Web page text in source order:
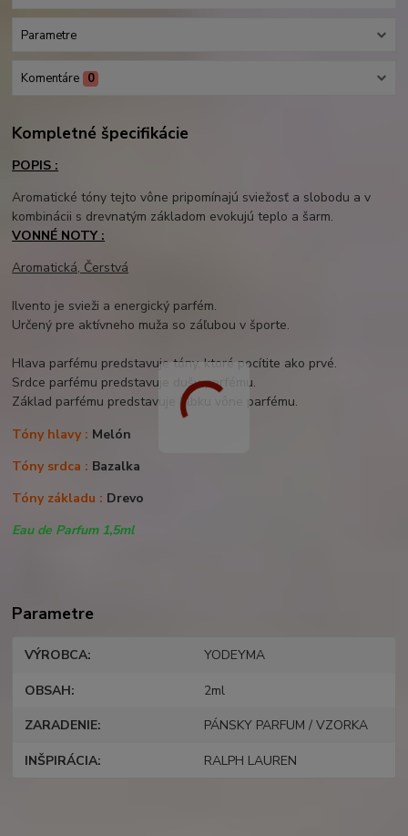
Parametre
Komentáre 0
Kompletné špecifikácie
POPIS :
Aromatické tóny tejto vône pripomínajú sviežosť a slobodu a v
kombinácii s drevnatým základom evokujú teplo a šarm.
VONNÉ NOTY :
Aromatická, Čerstvá
Ilvento je svieži a energický parfém.
Určený pre aktívneho muža so záľubou v športe.
Hlava parfému predstavuje tóny, ktoré pocítite ako prvé.
Srdce parfému predstavuje dušu parfému.
Základ parfému predstavuje hĺbku vône parfému.
Tóny hlavy : Melón
Tóny srdca : Bazalka
Tóny základu : Drevo
Eau de Parfum 1,5ml
Parametre
VÝROBCA YODEYMA
OBSAH 2ml
ZARADENIE PÁNSKY PARFUM / VZORKA
INŠPIRÁCIA RALPH LAUREN